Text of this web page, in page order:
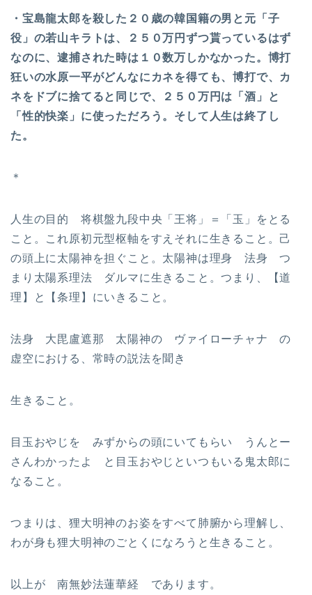
・宝島龍太郎を殺した２０歳の韓国籍の男と元「子
役」の若山キラトは、２５０万円ずつ貰っているはず
なのに、逮捕された時は１０数万しかなかった。博打
狂いの水原一平がどんなにカネを得ても、博打で、カ
ネをドブに捨てると同じで、２５０万円は「酒」と
「性的快楽」に使っただろう。そして人生は終了し
た。
＊
人生の目的 将棋盤九段中央「王将」＝「玉」をとる
こと。これ原初元型枢軸をすえそれに生きること。己
の頭上に太陽神を担ぐこと。太陽神は理身 法身 つ
まり太陽系理法 ダルマに生きること。つまり、【道
理】と【条理】にいきること。
法身 大毘盧遮那 太陽神の ヴァイローチャナ の
虚空における、常時の説法を聞き
生きること。
目玉おやじを みずからの頭にいてもらい うんとー
さんわかったよ と目玉おやじといつもいる鬼太郎に
なること。
つまりは、狸大明神のお姿をすべて肺腑から理解し、
わが身も狸大明神のごとくになろうと生きること。
以上が 南無妙法蓮華経 であります。